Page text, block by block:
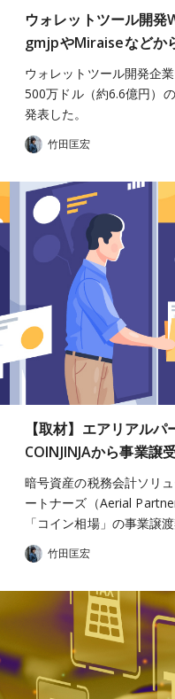
ウォレットツール開発
gmjpやMiraiseなどか
ウォレットツール開発企
500万ドル（約6.6億円）
発表した。
竹田匡宏
【取材】エアリアル
COINJINJAから事業譲
暗号資産の税務会計ソリ
ートナーズ（Aerial
「コイン相場」の事業譲
竹田匡宏